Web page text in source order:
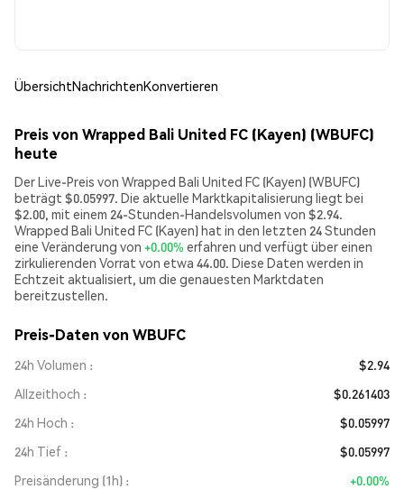
ÜbersichtNachrichtenKonvertieren
Preis von Wrapped Bali United FC (Kayen) (WBUFC)
heute
Der Live-Preis von Wrapped Bali United FC (Kayen) (WBUFC)
beträgt $0.05997. Die aktuelle Marktkapitalisierung liegt bei
$2.00, mit einem 24-Stunden-Handelsvolumen von $2.94.
Wrapped Bali United FC (Kayen) hat in den letzten 24 Stunden
eine Veränderung von +0.00% erfahren und verfügt über einen
zirkulierenden Vorrat von etwa 44.00. Diese Daten werden in
Echtzeit aktualisiert, um die genauesten Marktdaten
bereitzustellen.
Preis-Daten von WBUFC
24h Volumen
$2.94
Allzeithoch
$0.261403
24h Hoch
$0.05997
24h Tief
$0.05997
Preisänderung (1h)
+0.00%